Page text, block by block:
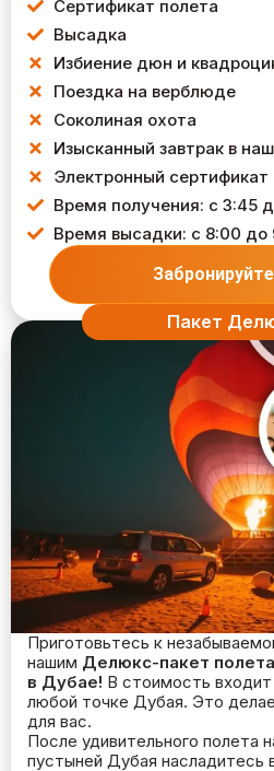
Сертификат полета
Высадка
Избиение дюн и
Поездка на верблюде
Соколиная охота
Изысканный завтрак в
Электронный сертификат
Время получения: с 3:45
Время высадки: с 8:00 до
Приготовьтесь к
нашим Делюкс-пакет
в Дубае! В стоимость
любой точке Дубая. Это
для вас.
После удивительного полета
пустыней Дубая насладитесь
Пакет